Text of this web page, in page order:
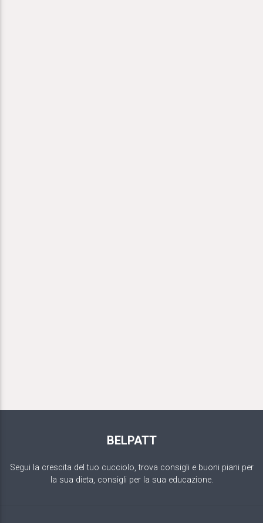
BELPATT
Segui la crescita del tuo cucciolo, trova consigli e buoni piani per
la sua dieta, consigli per la sua educazione.